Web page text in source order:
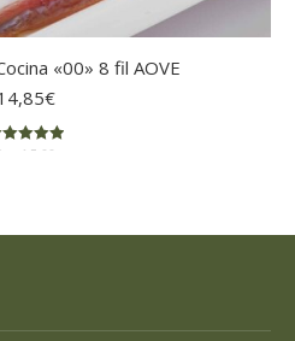
«00» 8 fil AOVE
€
5.00